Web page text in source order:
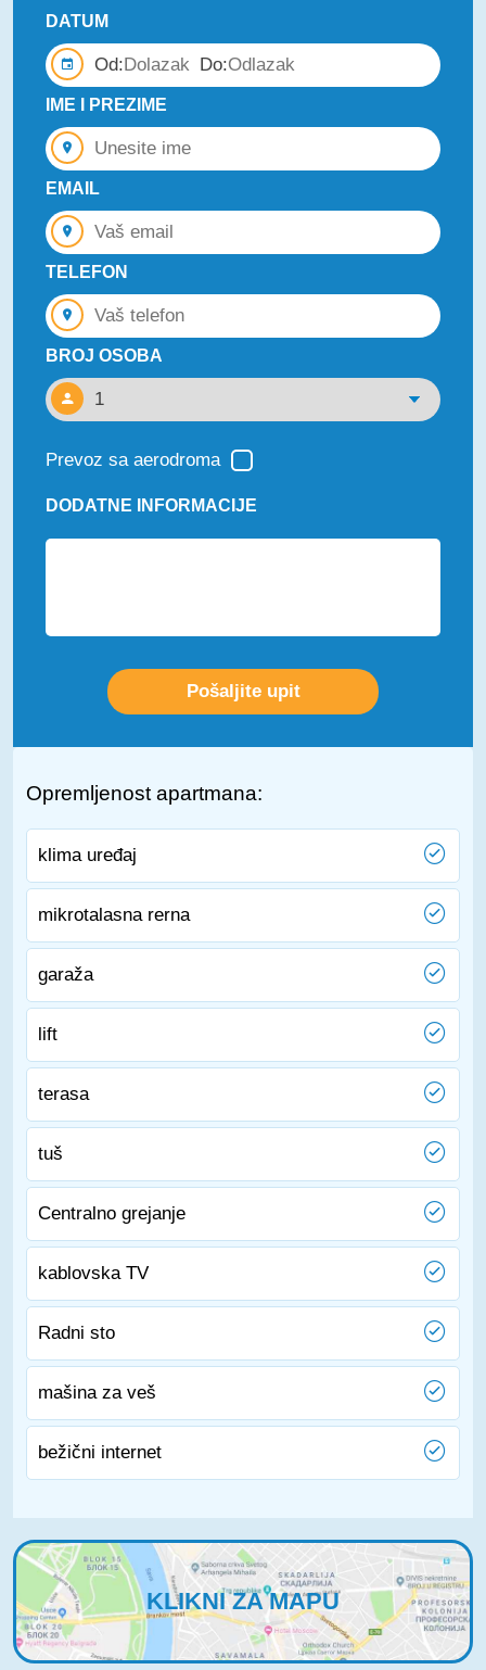
DATUM
Od: Do:
IME I PREZIME
EMAIL
TELEFON
BROJ OSOBA
Prevoz sa aerodroma
DODATNE INFORMACIJE
Opremljenost apartmana:
klima uređaj
mikrotalasna rerna
garaža
lift
terasa
tuš
Centralno grejanje
kablovska TV
Radni sto
mašina za veš
bežični internet
KLIKNI ZA MAPU